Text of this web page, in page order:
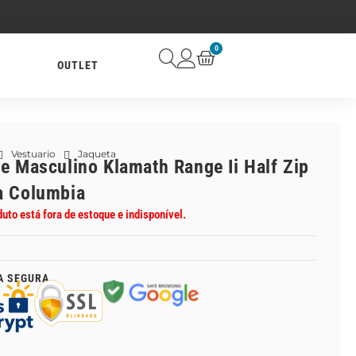
OUTLET
0
Vestuario Jaqueta
Masculino Klamath Range Ii Half Zip
Columbia
está fora de estoque e indisponível.
SEGURA